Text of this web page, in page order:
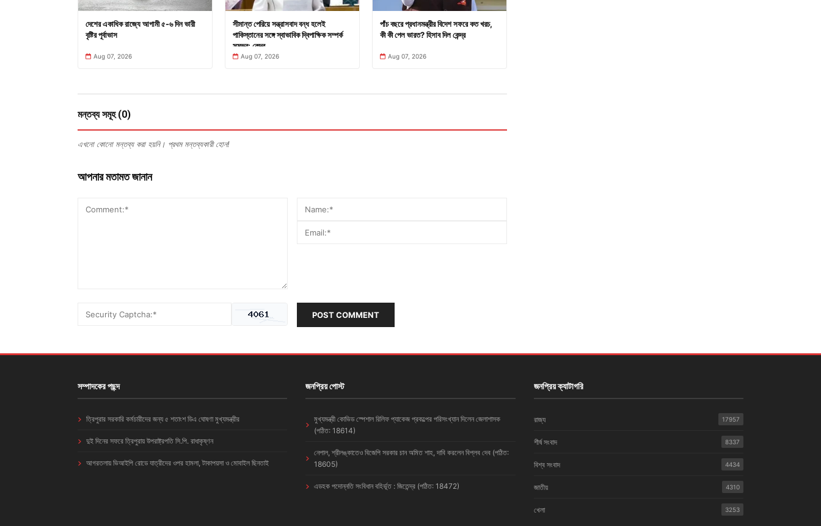
দেশের একাধিক রাজ্যে আগামী ৫-৬ দিন ভারী
বৃষ্টির পূর্বাভাস
Aug 07, 2026
সীমান্ত পেরিয়ে সন্ত্রাসবাদ বন্ধ হলেই
পাকিস্তানের সঙ্গে স্বাভাবিক দ্বিপাক্ষিক সম্পর্ক
সম্ভব: কেন্দ্র
Aug 07, 2026
পাঁচ বছরে প্রধানমন্ত্রীর বিদেশ সফরে কত খরচ,
কী কী পেল ভারত? হিসাব দিল কেন্দ্র
Aug 07, 2026
মন্তব্য সমূহ (0)
এখনো কোনো মন্তব্য করা হয়নি। প্রথম মন্তব্যকারী হোন!
আপনার মতামত জানান
POST COMMENT
সম্পাদকের পছন্দ
ত্রিপুরার সরকারি কর্মচারীদের জন্য ৫ শতাংশ ডিএ ঘোষণা মুখ্যমন্ত্রীর
দুই দিনের সফরে ত্রিপুরায় উপরাষ্ট্রপতি সি.পি. রাধাকৃষ্ণন
আগরতলায় ভিআইপি রোডে যাত্রীদের ওপর হামলা, টাকাপয়সা ও মোবাইল ছিনতাই
জনপ্রিয় পোস্ট
মুখ্যমন্ত্রী কোভিড স্পেশাল রিলিফ প্যাকেজ প্রকল্পের পরিসংখ্যান দিলেন জেলাশাসক
(পঠিত: 18614)
নেপাল, শ্রীলঙ্কাতেও বিজেপি সরকার চান অমিত শাহ, দাবি করলেন বিপ্লব দেব (পঠিত:
18605)
এডহক পদোন্নতি সংবিধান বহির্ভূত : জিতেন্দ্র (পঠিত: 18472)
জনপ্রিয় ক্যাটাগরি
রাজ্য 17957
শীর্ষ সংবাদ 8337
বিশ্ব সংবাদ 4434
জাতীয় 4310
খেলা 3253